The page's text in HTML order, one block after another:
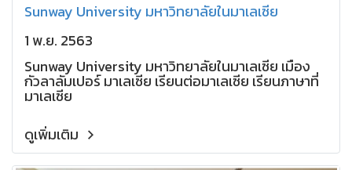
Sunway University มหาวิทยาลัยในมาเลเซีย
1 พ.ย. 2563
Sunway University มหาวิทยาลัยในมาเลเซีย เมือง
กัวลาลัมเปอร์ มาเลเซีย เรียนต่อมาเลเซีย เรียนภาษาที่
มาเลเซีย
ดูเพิ่มเติม